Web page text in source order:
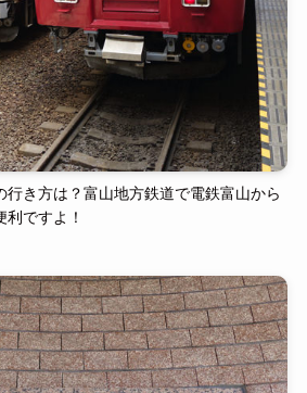
行き方は？富山地方鉄道で電鉄富山から
ですよ！